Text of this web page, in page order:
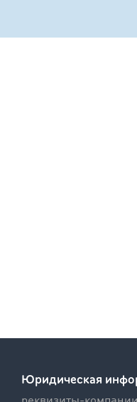
Юридическая